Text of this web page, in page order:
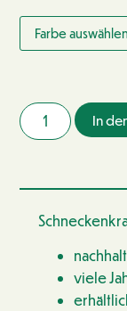
In
viele